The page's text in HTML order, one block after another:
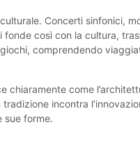
Concerti sinfonici,
così con la cultura,
comprendendo
come
incontra
sue forme.